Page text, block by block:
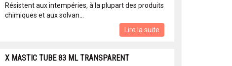
Résistent aux intempéries, à la plupart des produits
chimiques et aux solvan...
Lire la suite
X MASTIC TUBE 83 ML TRANSPARENT